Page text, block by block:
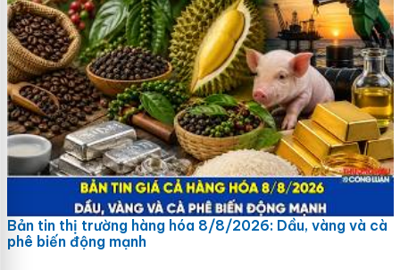
Bản tin thị trường hàng hóa 8/8/2026: Dầu, vàng và cà
phê biến động mạnh